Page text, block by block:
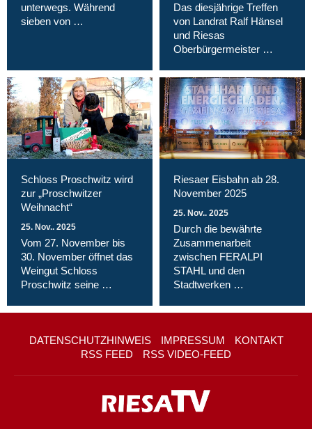
unterwegs. Während
sieben von …
Das diesjährige Treffen
von Landrat Ralf Hänsel
und Riesas
Oberbürgermeister …
Schloss Proschwitz wird
zur „Proschwitzer
Weihnacht“
25. Nov.. 2025
Vom 27. November bis
30. November öffnet das
Weingut Schloss
Proschwitz seine …
Riesaer Eisbahn ab 28.
November 2025
25. Nov.. 2025
Durch die bewährte
Zusammenarbeit
zwischen FERALPI
STAHL und den
Stadtwerken …
DATENSCHUTZHINWEIS IMPRESSUM
KONTAKT
RSS FEED
RSS VIDEO-FEED